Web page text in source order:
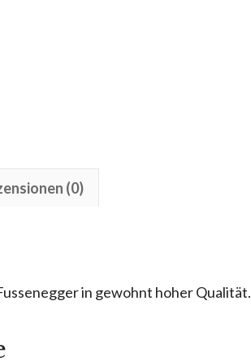
(0)
in gewohnt hoher Qualität.